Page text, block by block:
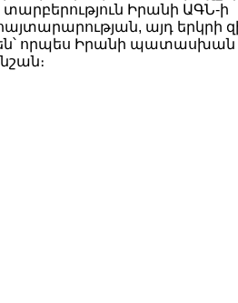
Իրանի ԱԳՆ-ի
այդ երկրի
են՝ որպես Իրանի